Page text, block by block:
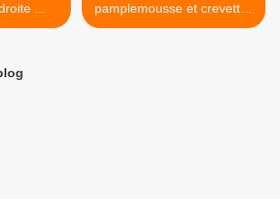
...
pamplemousse et crevettes
>